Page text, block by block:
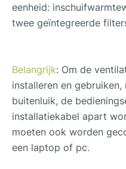
eenheid:
twee geïntegreerde
Belangrijk: Om de
installeren en
buitenluik, de
installatiekabel apart
moeten ook worden
een laptop of pc.